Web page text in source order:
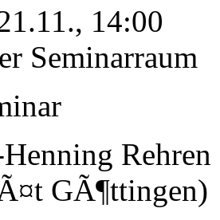
14:00
Seminarraum
Rehren
GÃ¶ttingen)